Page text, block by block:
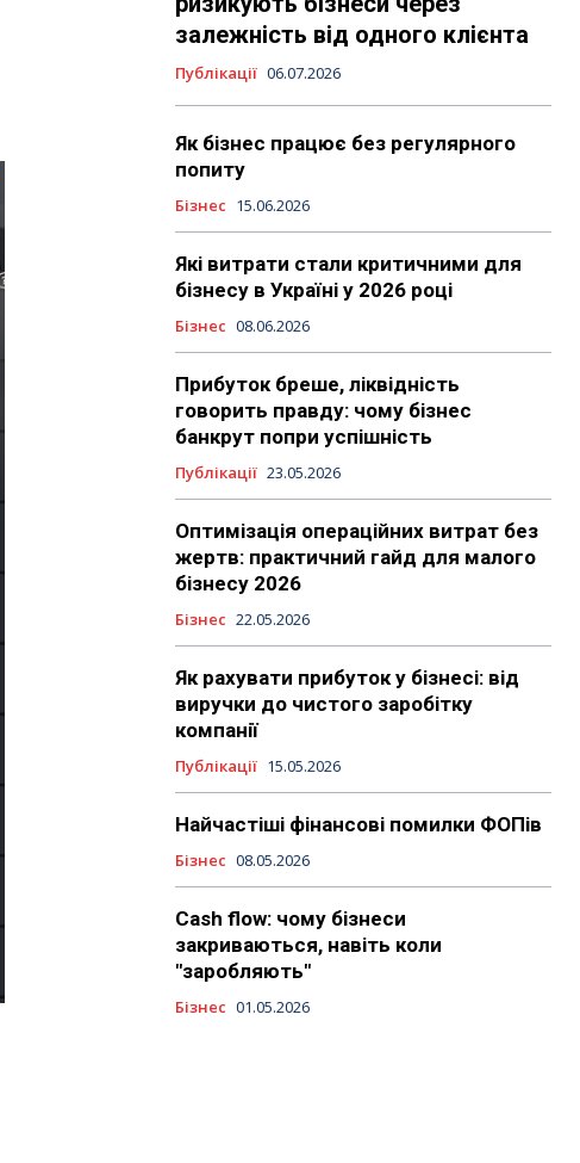
залежність від одного клієнта
Публікації 06.07.2026
Як бізнес працює без регулярного
попиту
Бізнес 15.06.2026
Які витрати стали критичними для
бізнесу в Україні у 2026 році
Бізнес 08.06.2026
Прибуток бреше, ліквідність
говорить правду: чому бізнес
банкрут попри успішність
Публікації 23.05.2026
Оптимізація операційних витрат без
жертв: практичний гайд для малого
бізнесу 2026
Бізнес 22.05.2026
Як рахувати прибуток у бізнесі: від
виручки до чистого заробітку
компанії
Публікації 15.05.2026
Найчастіші фінансові помилки ФОПів
Бізнес 08.05.2026
Cash flow: чому бізнеси
закриваються, навіть коли
"заробляють"
Бізнес 01.05.2026